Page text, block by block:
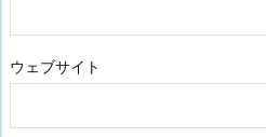
ウェブサイト